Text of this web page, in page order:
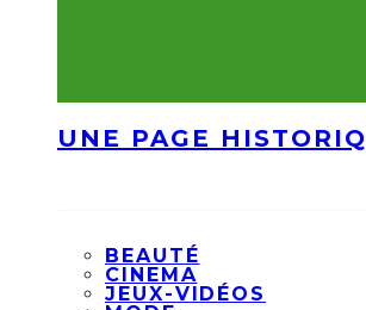
UNE PAGE
BEAUTÉ
CINEMA
JEUX-VIDÉOS